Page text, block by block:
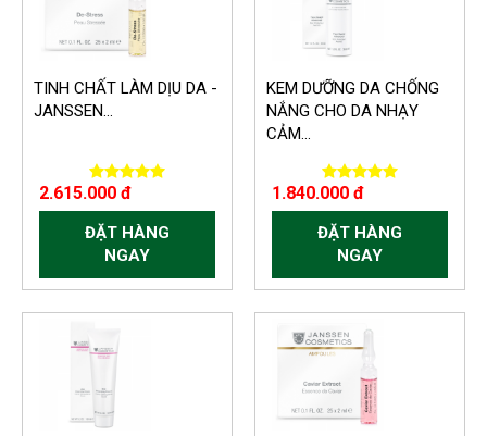
TINH CHẤT LÀM DỊU DA -
JANSSEN...
2.615.000 đ
ĐẶT HÀNG
NGAY
KEM DƯỠNG DA CHỐNG
NẮNG CHO DA NHẠY
CẢM...
1.840.000 đ
ĐẶT HÀNG
NGAY